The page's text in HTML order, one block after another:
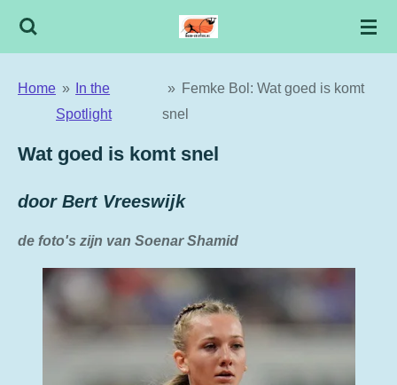
Ga
de
hoofdinhoud
Home » In the
Spotlight
» Femke Bol: Wat goed is komt
snel
Wat goed is komt snel
door Bert Vreeswijk
de foto's zijn van Soenar Shamid